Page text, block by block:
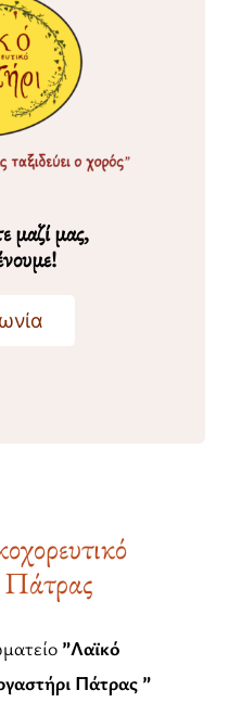
μαζί μας,
Πάτρας
”Λαϊκό
Πάτρας ”